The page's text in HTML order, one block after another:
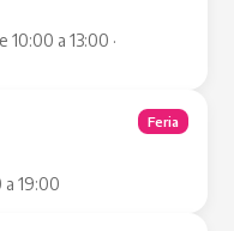
10:00 a 13:00 ·
a 19:00
Feria